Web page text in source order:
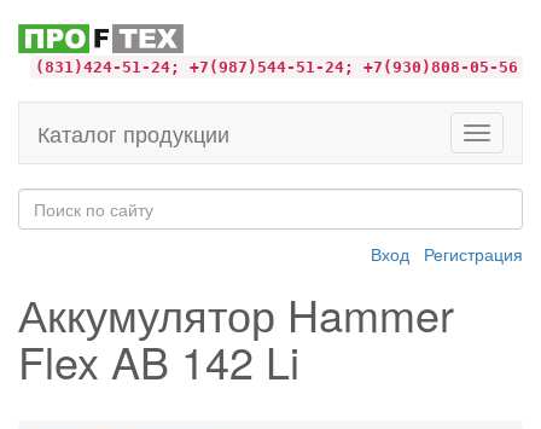
(831)424-51-24; +7(987)544-51-24; +7(930)808-05-56
Toggle
Каталог продукции
Вход Регистрация
Аккумулятор Hammer
Flex AB 142 Li